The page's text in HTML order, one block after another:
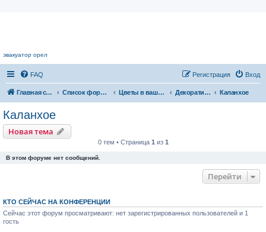
эвакуатор орел
FAQ Вход
Регистрация
Главная страница Список форумов Цветы в вашем доме Декоративноцветущие растения Каланхое
Каланхое
Новая тема
0 тем • Страница 1 из 1
В этом форуме нет сообщений.
Перейти
КТО СЕЙЧАС НА КОНФЕРЕНЦИИ
Сейчас этот форум просматривают: нет зарегистрированных пользователей и 1
гость